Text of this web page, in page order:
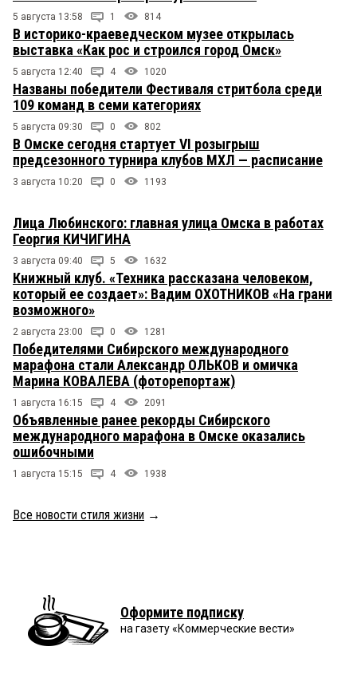
5 августа 13:58 1 814
В историко-краеведческом музее открылась
выставка «Как рос и строился город Омск»
5 августа 12:40 4 1020
Названы победители Фестиваля стритбола среди
109 команд в семи категориях
5 августа 09:30 0 802
В Омске сегодня стартует VI розыгрыш
предсезонного турнира клубов МХЛ — расписание
3 августа 10:20 0 1193
Лица Любинского: главная улица Омска в работах
Георгия КИЧИГИНА
3 августа 09:40 5 1632
Книжный клуб. «Техника рассказана человеком,
который ее создает»: Вадим ОХОТНИКОВ «На грани
возможного»
2 августа 23:00 0 1281
Победителями Сибирского международного
марафона стали Александр ОЛЬКОВ и омичка
Марина КОВАЛЕВА (фоторепортаж)
1 августа 16:15 4 2091
Объявленные ранее рекорды Сибирского
международного марафона в Омске оказались
ошибочными
1 августа 15:15 4 1938
Все новости стиля жизни →
Оформите подписку
на газету «Коммерческие вести»